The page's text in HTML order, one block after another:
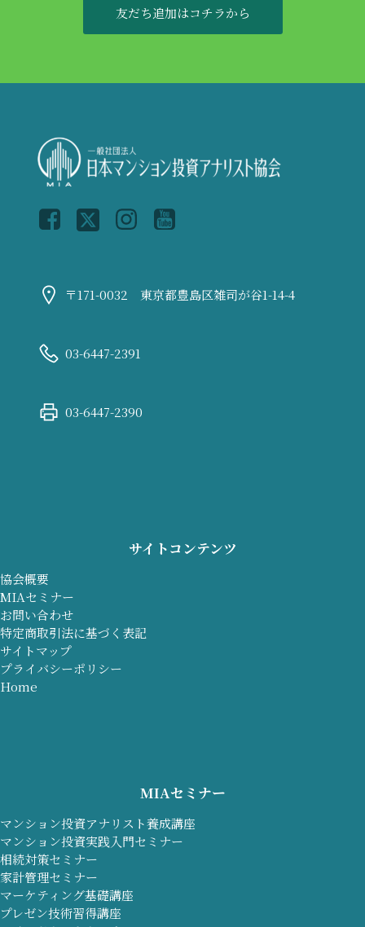
友だち追加はコチラから
〒171-0032 東京都豊島区雑司が谷1-14-4
03-6447-2391
03-6447-2390
サイトコンテンツ
協会概要
MIAセミナー
お問い合わせ
特定商取引法に基づく表記
サイトマップ
プライバシーポリシー
Home
MIAセミナー
マンション投資アナリスト養成講座
マンション投資実践入門セミナー
相続対策セミナー
家計管理セミナー
マーケティング基礎講座
プレゼン技術習得講座